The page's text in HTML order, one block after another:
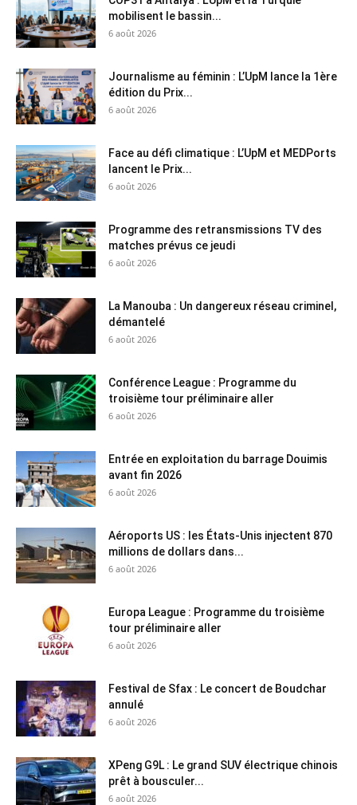
mobilisent le bassin...
6 août 2026
Journalisme au féminin : L’UpM lance la 1ère
édition du Prix...
6 août 2026
Face au défi climatique : L’UpM et MEDPorts
lancent le Prix...
6 août 2026
Programme des retransmissions TV des
matches prévus ce jeudi
6 août 2026
La Manouba : Un dangereux réseau criminel,
démantelé
6 août 2026
Conférence League : Programme du
troisième tour préliminaire aller
6 août 2026
Entrée en exploitation du barrage Douimis
avant fin 2026
6 août 2026
Aéroports US : les États-Unis injectent 870
millions de dollars dans...
6 août 2026
Europa League : Programme du troisième
tour préliminaire aller
6 août 2026
Festival de Sfax : Le concert de Boudchar
annulé
6 août 2026
XPeng G9L : Le grand SUV électrique chinois
prêt à bousculer...
6 août 2026